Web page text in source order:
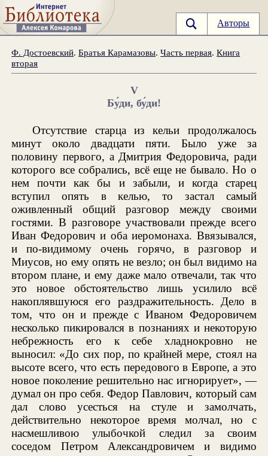
Авторы
Ф. Достоевский.Братья Карамазовы.Часть первая.Книга
вторая
V
Бу́ди, бу́ди!
Отсутствие старца из кельи продолжалось
минут около двадцати пяти. Было уже за
половину первого, а Дмитрия Федоровича, ради
которого все собрались, всё еще не бывало. Но о
нем почти как бы и забыли, и когда старец
вступил опять в келью, то застал самый
оживленный общий разговор между своими
гостями. В разговоре участвовали прежде всего
Иван Федорович и оба иеромонаха. Ввязывался,
и по-видимому очень горячо, в разговор и
Миусов, но ему опять не везло; он был видимо на
втором плане, и ему даже мало отвечали, так что
это новое обстоятельство лишь усилило всё
накоплявшуюся его раздражительность. Дело в
том, что он и прежде с Иваном Федоровичем
несколько пикировался в познаниях и некоторую
небрежность его к себе хладнокровно не
выносил: «До сих пор, по крайней мере, стоял на
высоте всего, что есть передового в Европе, а это
новое поколение решительно нас игнорирует», —
думал он про себя. Федор Павлович, который сам
дал слово усесться на стуле и замолчать,
действительно некоторое время молчал, но с
насмешливою улыбочкой следил за своим
соседом Петром Александровичем и видимо